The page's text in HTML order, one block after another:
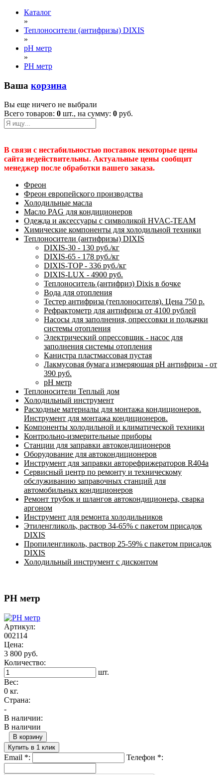
Каталог
»
Теплоносители (антифризы) DIXIS
»
pH метр
»
PH метр
Ваша корзина
Вы еще ничего не выбрали
Всего товаров: 0 шт., на сумму: 0 руб.
В связи с нестабильностью поставок некоторые цены
сайта недействительны. Актуальные цены сообщит
менеджер после обработки вашего заказа.
Фреон
Фреон европейского производства
Холодильные масла
Масло PAG для кондиционеров
Одежда и аксессуары с символикой HVAC-TEAM
Химические компоненты для холодильной техники
Теплоносители (антифризы) DIXIS
DIXIS-30 - 130 руб./кг
DIXIS-65 - 178 руб./кг
DIXIS-ТОP - 336 руб./кг
DIXIS-LUX - 4900 руб.
Теплоноситель (антифриз) Dixis в бочке
Вода для отопления
Тестер антифриза (теплоносителя). Цена 750 р.
Рефрактометр для антифриза от 4100 рублей
Насосы для заполнения, опрессовки и подкачки
системы отопления
Электрический опрессовщик - насос для
заполнения системы отопления
Канистра пластмассовая пустая
Лакмусовая бумага измеряющая pH антифриза - от
390 руб.
pH метр
Теплоносители Теплый дом
Холодильный инструмент
Расходные материалы для монтажа кондиционеров.
Инструмент для монтажа кондиционеров.
Компоненты холодильной и климатической техники
Контрольно-измерительные приборы
Станции для заправки автокондиционеров
Оборудование для автокондиционеров
Инструмент для заправки авторефрижераторов R404a
Сервисный центр по ремонту и техническому
обслуживанию заправочных станций для
автомобильных кондиционеров
Ремонт трубок и шлангов автокондиционера, сварка
аргоном
Инструмент для ремонта холодильников
Этиленгликоль, раствор 34-65% с пакетом присадок
DIXIS
Пропиленгликоль, раствор 25-59% с пакетом присадок
DIXIS
Холодильный инструмент с дисконтом
PH метр
Артикул:
002114
Цена:
3 800 руб.
Количество:
шт.
Вес:
0 кг.
Страна:
-
В наличии:
В наличии
В корзину
Купить в 1 клик
Email *: Телефон *: